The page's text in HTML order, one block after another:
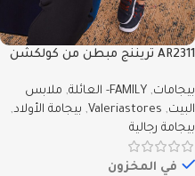
AR2311 تريننج مبطن من كولكشن
بنطال لون اسود
بيجامات, FAMILY- العائلة , ملابس
البيت,
Valeriastores
, بيجامة الأولاد,
بيجامة رجالية
في المخزون